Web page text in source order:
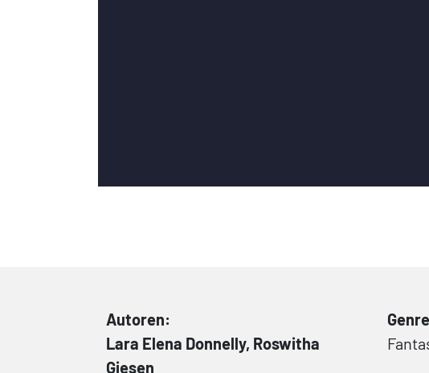
Autoren:
Lara Elena Donnelly, Roswitha
Giesen